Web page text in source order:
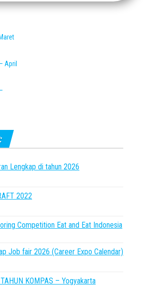
April
Lengkap di tahun 2026
2022
Competition Eat and Eat Indonesia
Job fair 2026 (Career Expo Calendar)
KOMPAS – Yogyakarta